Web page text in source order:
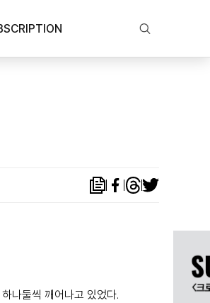
나둘씩 깨어나고 있었다.